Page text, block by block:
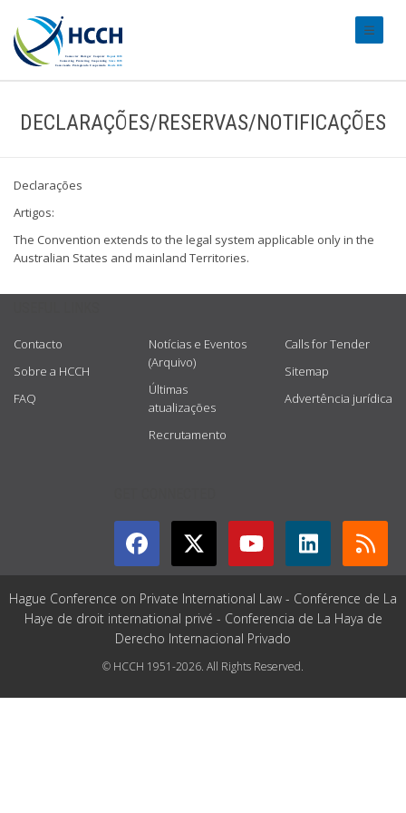
DECLARAÇÕES/RESERVAS/NOTIFICAÇÕES
Declarações
Artigos:
The Convention extends to the legal system applicable only in the
Australian States and mainland Territories.
Contacto
Sobre a HCCH
FAQ
Notícias e Eventos
(Arquivo)
Últimas
atualizações
Recrutamento
Calls for Tender
Sitemap
Advertência jurídica
Hague Conference on Private International Law - Conférence de La
Haye de droit international privé - Conferencia de La Haya de
Derecho Internacional Privado
© HCCH 1951-2026. All Rights Reserved.